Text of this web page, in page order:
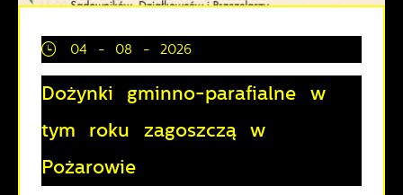
04 - 08 - 2026
Dożynki gminno-parafialne w
tym roku zagoszczą w
Pożarowie